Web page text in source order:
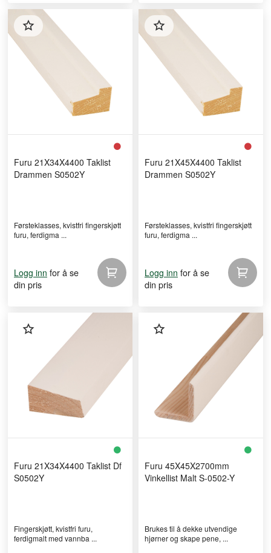
Furu 21X34X4400 Taklist
Drammen S0502Y
Førsteklasses, kvistfri fingerskjøtt
furu, ferdigma ...
Logg inn for å se
din pris
Furu 21X45X4400 Taklist
Drammen S0502Y
Førsteklasses, kvistfri fingerskjøtt
furu, ferdigma ...
Logg inn for å se
din pris
Furu 21X34X4400 Taklist Df
S0502Y
Fingerskjøtt, kvistfri furu,
ferdigmalt med vannba ...
Furu 45X45X2700mm
Vinkellist Malt S-0502-Y
Brukes til å dekke utvendige
hjørner og skape pene, ...